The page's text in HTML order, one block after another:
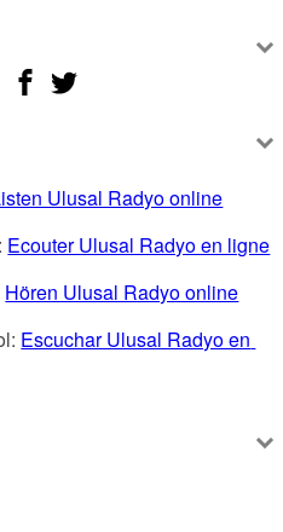
Ulusal Radyo online
Ecouter Ulusal Radyo en ligne
Hören Ulusal Radyo online
Escuchar Ulusal Radyo en